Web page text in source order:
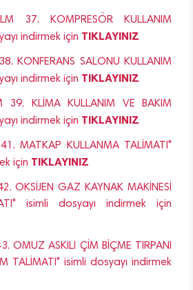
37. KOMPRESÖR KULLANIM
indirmek için TIKLAYINIZ
KONFERANS SALONU KULLANIM
indirmek için TIKLAYINIZ
39. KLİMA KULLANIM VE BAKIM
indirmek için TIKLAYINIZ
MATKAP KULLANMA TALİMATI"
için TIKLAYINIZ
OKSİJEN GAZ KAYNAK MAKİNESİ
isimli dosyayı indirmek için
OMUZ ASKILI ÇİM BİÇME TIRPANI
TALİMATI" isimli dosyayı indirmek